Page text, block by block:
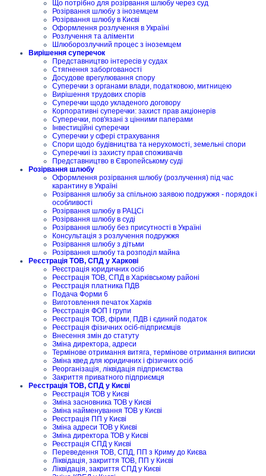
Що потрібно для розірвання шлюбу через суд
Розірвання шлюбу з іноземцем
Розірвання шлюбу в Києві
Оформлення розлучення в Україні
Розлучення та аліменти
Шлюборозлучний процес з іноземцем
Вирішення суперечок
Представництво інтересів у судах
Стягнення заборгованості
Досудове врегулювання спору
Суперечки з органами влади, податковою, митницею
Вирішення трудових спорів
Суперечки щодо укладеного договору
Корпоративні суперечки: захист прав акціонерів
Суперечки, пов'язані з цінними паперами
Інвестиційні суперечки
Суперечки у сфері страхування
Спори щодо будівництва та нерухомості, земельні спори
Суперечкиі із захисту прав споживачів
Представництво в Європейському суді
Розірвання шлюбу
Оформлення розірвання шлюбу (розлучення) під час
карантину в Україні
Розірвання шлюбу за спільною заявою подружжя - порядок і
особливості
Розірвання шлюбу в РАЦСі
Розірвання шлюбу в суді
Розірвання шлюбу без присутності в Україні
Консультація з розлучення подружжя
Розірвання шлюбу з дітьми
Розірвання шлюбу та розподіл майна
Реєстрація ТОВ, СПД у Харкові
Реєстрація юридичних осіб
Реєстрація ТОВ, СПД в Харківському районі
Реєстрація платника ПДВ
Подача Форми 6
Виготовлення печаток Харків
Реєстрація ФОП I групи
Реєстрація ТОВ, фірми, ПДВ і єдиний податок
Реєстрація фізичних осіб-підприємців
Внесення змін до статуту
Зміна директора, адреси
Термінове отримання витяга, термінове отримання виписки
Зміна квед для юридичних і фізичних осіб
Реорганізація, ліквідація підприємства
Закриття приватного підприємця
Реєстрація ТОВ, СПД у Києві
Реєстрація ТОВ у Києві
Зміна засновника ТОВ у Києві
Зміна найменування ТОВ у Києві
Реєстрація ПП у Києві
Зміна адреси ТОВ у Києві
Зміна директора ТОВ у Києві
Реєстрація СПД у Києві
Переведення ТОВ, СПД, ПП з Криму до Києва
Ліквідація, закриття ТОВ, ПП у Києві
Ліквідація, закриття СПД у Києві